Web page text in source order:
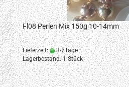
Fl08 Perlen Mix 150g 10-14mm
Lieferzeit:
3-7Tage
Lagerbestand: 1 Stück